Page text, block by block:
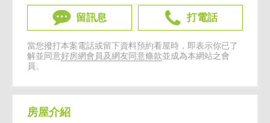
留訊息 打電話
當您撥打本案電話或留下資料預約看屋時，即表示你已了
解並同意好房網會員及網友同意條款並成為本網站之會
員。
房屋介紹